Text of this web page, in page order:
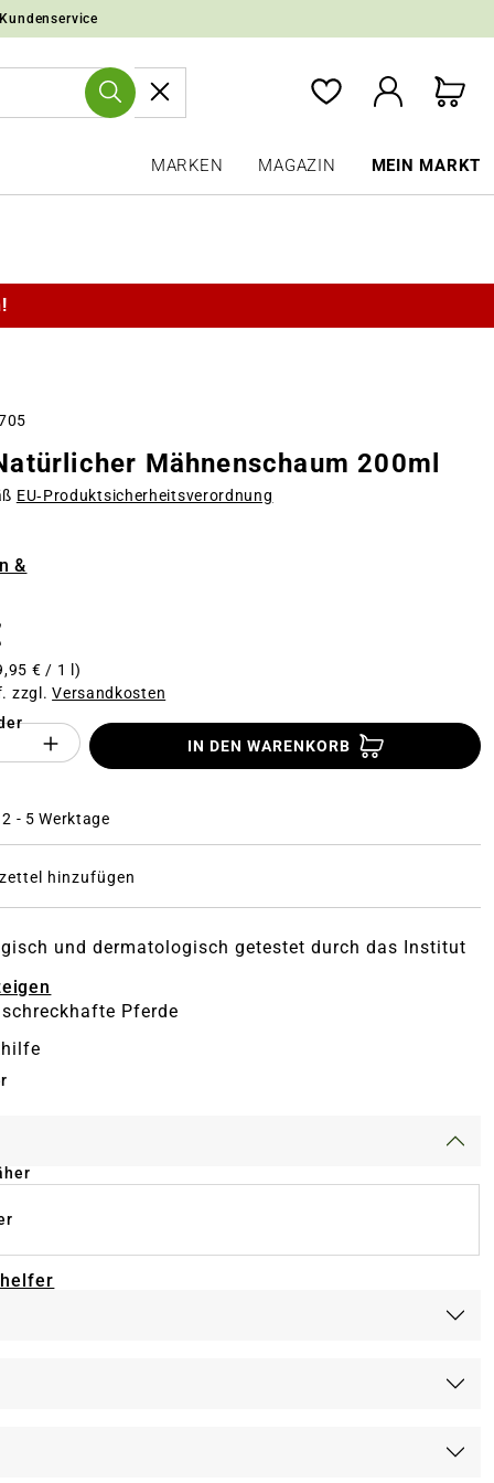
MARKEN MAGAZIN MEIN MARKT
&
Mähnenschaum 200ml
EU‑Produktsicherheitsverordnung
€ / 1 l)
zzgl.Versandkosten
des Produktes "%product%":
IN DEN WARENKORB
- 5 Werktage
hinzufügen
und dermatologisch getestet durch das Institut
Pferde